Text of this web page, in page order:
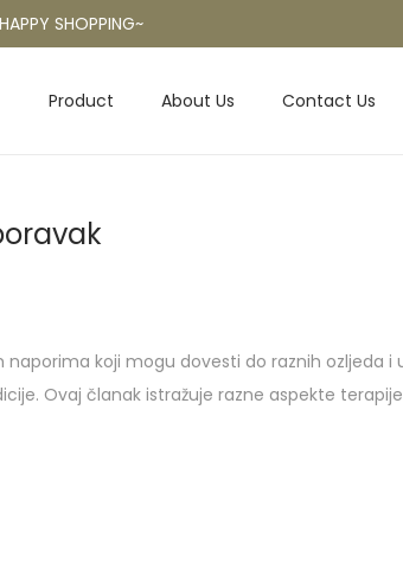
SHOPPING~
Product About Us Contact Us
koji mogu dovesti do raznih ozljeda i
Ovaj članak istražuje razne aspekte